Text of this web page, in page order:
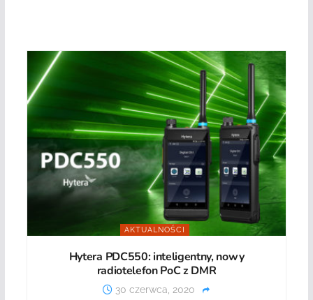
AKTUALNOŚCI
Hytera PDC550: inteligentny, nowy
radiotelefon PoC z DMR
30 czerwca, 2020